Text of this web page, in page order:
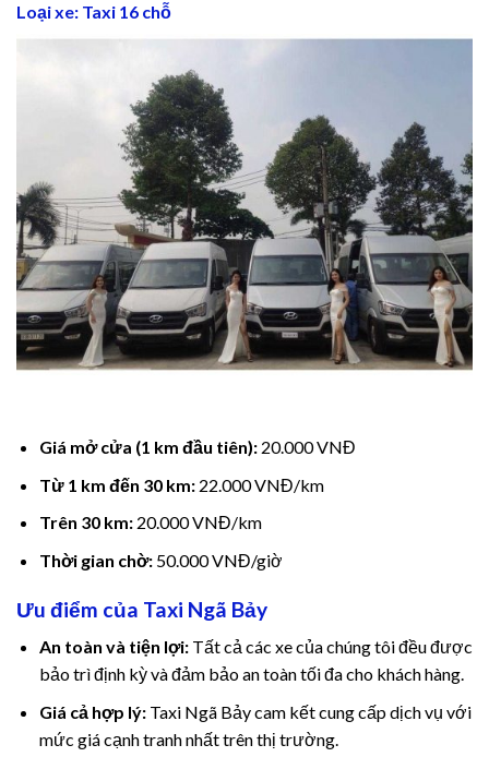
Oku
panel
Panel
panel
Hacklink
Loại xe: Taxi 16 chỗ
Giá mở cửa (1 km đầu tiên):20.000 VNĐ
Từ 1 km đến 30 km:22.000 VNĐ/km
Trên 30 km:20.000 VNĐ/km
Thời gian chờ:50.000 VNĐ/giờ
Ưu điểm của Taxi Ngã Bảy
An toàn và tiện lợi:Tất cả các xe của chúng tôi đều được
bảo trì định kỳ và đảm bảo an toàn tối đa cho khách hàng.
Giá cả hợp lý:Taxi Ngã Bảy cam kết cung cấp dịch vụ với
mức giá cạnh tranh nhất trên thị trường.